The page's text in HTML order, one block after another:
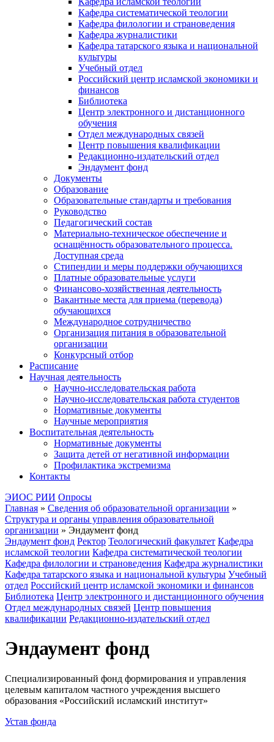
Кафедра систематической теологии
Кафедра филологии и страноведения
Кафедра журналистики
Кафедра татарского языка и национальной
культуры
Учебный отдел
Российский центр исламской экономики и
финансов
Библиотека
Центр электронного и дистанционного
обучения
Отдел международных связей
Центр повышения квалификации
Редакционно-издательский отдел
Эндаумент фонд
Документы
Образование
Образовательные стандарты и требования
Руководство
Педагогический состав
Материально-техническое обеспечение и
оснащённость образовательного процесса.
Доступная среда
Стипендии и меры поддержки обучающихся
Платные образовательные услуги
Финансово-хозяйственная деятельность
Вакантные места для приема (перевода)
обучающихся
Международное сотрудничество
Организация питания в образовательной
организации
Конкурсный отбор
Расписание
Научная деятельность
Научно-исследовательская работа
Научно-исследовательская работа студентов
Нормативные документы
Научные мероприятия
Воспитательная деятельность
Нормативные документы
Защита детей от негативной информации
Профилактика экстремизма
Контакты
ЭИОС РИИ Опросы
Главная » Сведения об образовательной организации »
Структура и органы управления образовательной
организации » Эндаумент фонд
Эндаумент фонд Ректор Теологический факультет Кафедра
исламской теологии Кафедра систематической теологии
Кафедра филологии и страноведения Кафедра журналистики
Кафедра татарского языка и национальной культуры Учебный
отдел Российский центр исламской экономики и финансов
Библиотека Центр электронного и дистанционного обучения
Отдел международных связей Центр повышения
квалификации Редакционно-издательский отдел
Эндаумент фонд
Специализированный фонд формирования и управления
целевым капиталом частного учреждения высшего
образования «Российский исламский институт»
Устав фонда